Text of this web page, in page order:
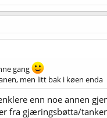
gang
men litt bak i køen enda
enn noe annen
fra gjæringsbøtta/